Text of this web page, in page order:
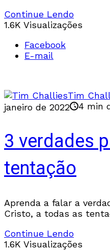
Continue Lendo
1.6K Visualizações
Facebook
E-mail
Tim
janeiro de 2022
4 min
3 verdades
tentação
Aprenda a falar a
Cristo, a todas as
Continue Lendo
1.6K Visualizações